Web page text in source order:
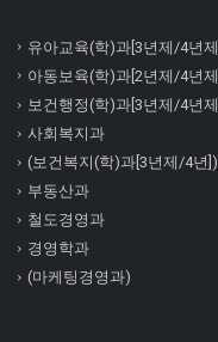
유아교육(학)과[3년제/4년제]
아동보육(학)과[2년제/4년제]
보건행정(학)과[3년제/4년제]
사회복지과
(보건복지(학)과[3년제/4년])
부동산과
철도경영과
경영학과
(마케팅경영과)